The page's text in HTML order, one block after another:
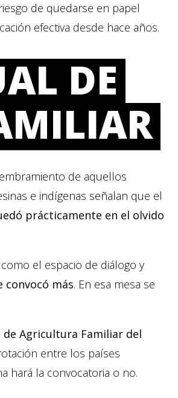
de quedarse en papel
efectiva desde hace años.
DE
de aquellos
e indígenas señalan que el
prácticamente en el olvido
el espacio de diálogo y
convocó más. En esa mesa se
de Agricultura Familiar del
entre los países
hará la convocatoria o no.